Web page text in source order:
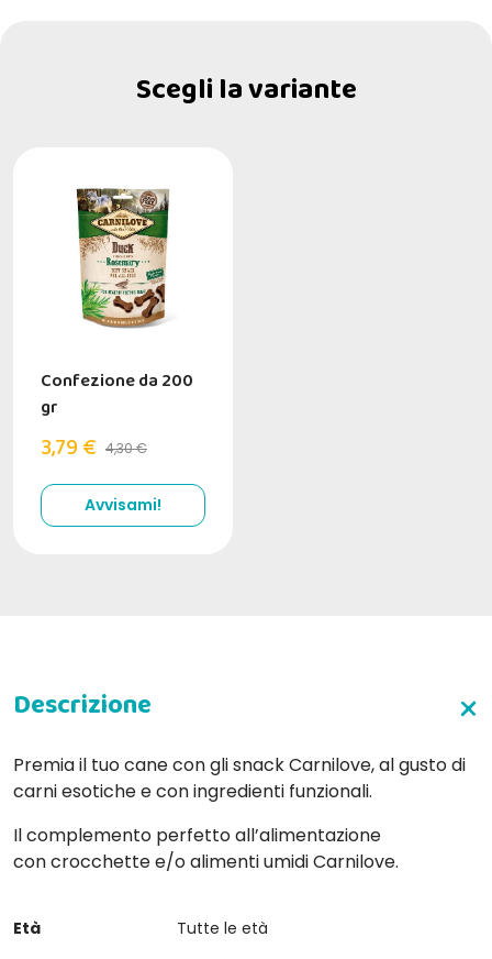
Scegli la variante
Confezione da 200
gr
3,79 € 4,30 €
Avvisami!
Premia il tuo cane con gli snack Carnilove, al gusto di
carni esotiche e con ingredienti funzionali.
Il complemento perfetto all’alimentazione
con crocchette e/o alimenti umidi Carnilove.
Età
Tutte le età